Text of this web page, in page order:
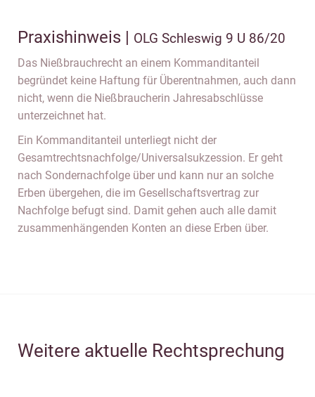
Praxishinweis | OLG Schleswig 9 U 86/20
Das Nießbrauchrecht an einem Kommanditanteil
begründet keine Haftung für Überentnahmen, auch dann
nicht, wenn die Nießbraucherin Jahresabschlüsse
unterzeichnet hat.
Ein Kommanditanteil unterliegt nicht der
Gesamtrechtsnachfolge/Universalsukzession. Er geht
nach Sondernachfolge über und kann nur an solche
Erben übergehen, die im Gesellschaftsvertrag zur
Nachfolge befugt sind. Damit gehen auch alle damit
zusammenhängenden Konten an diese Erben über.
Weitere aktuelle Rechtsprechung